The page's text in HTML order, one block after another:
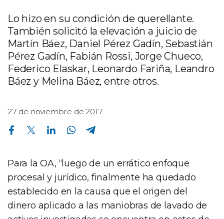
Lo hizo en su condición de querellante.
También solicitó la elevación a juicio de
Martín Báez, Daniel Pérez Gadín, Sebastián
Pérez Gadín, Fabián Rossi, Jorge Chueco,
Federico Elaskar, Leonardo Fariña, Leandro
Báez y Melina Báez, entre otros.
27 de noviembre de 2017
Compartir en Facebook Compartir en Twitter Compartir en Linkedin Compartir en Whatsapp
Para la OA, “luego de un errático enfoque
procesal y jurídico, finalmente ha quedado
establecido en la causa que el origen del
dinero aplicado a las maniobras de lavado de